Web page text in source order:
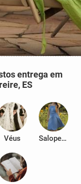
entrega em
ES
Véus Salopetes